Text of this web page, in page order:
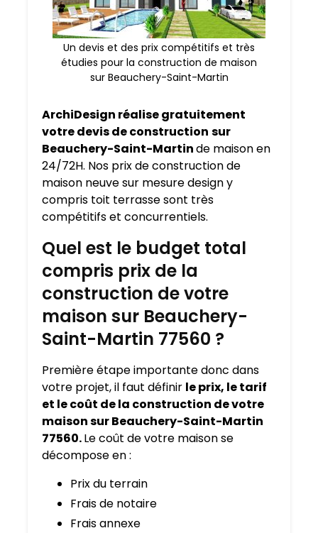
Un devis et des prix compétitifs et très
étudies pour la construction de maison
sur Beauchery-Saint-Martin
ArchiDesign réalise gratuitement
votre devis de construction sur
Beauchery-Saint-Martinde maison en
24/72H. Nos prix de construction de
maison neuve sur mesure design y
compris toit terrasse sont très
compétitifs et concurrentiels.
Quel est le budget total
compris prix de la
construction de votre
maison sur Beauchery-
Saint-Martin 77560 ?
Première étape importante donc dans
votre projet, il faut définir le prix, le tarif
et le coût de la construction de votre
maison sur Beauchery-Saint-Martin
77560.Le coût de votre maison se
décompose en :
Prix du terrain
Frais de notaire
Frais annexe